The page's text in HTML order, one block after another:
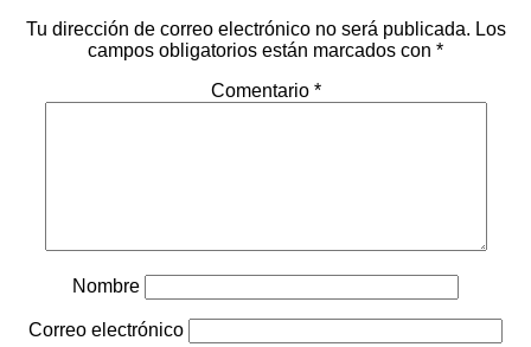
Tu dirección de correo electrónico no será publicada. Los
campos obligatorios están marcados con *
Comentario *
Nombre
Correo electrónico